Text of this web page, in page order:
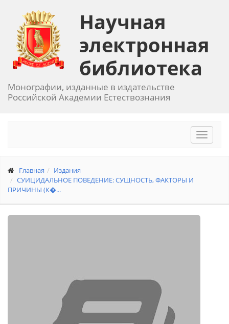
Научная
электронная
библиотека
Монографии, изданные в издательстве
Российской Академии Естествознания
Toggle
Главная
Издания
СУИЦИДАЛЬНОЕ ПОВЕДЕНИЕ: СУЩНОСТЬ, ФАКТОРЫ И
ПРИЧИНЫ (К�...